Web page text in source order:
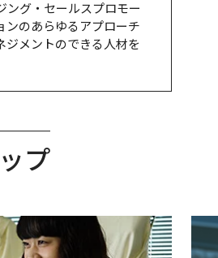
ング・セールスプロモー
ンのあらゆるアプローチ
ジメントのできる人材を
プ